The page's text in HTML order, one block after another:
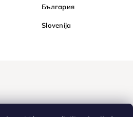
България
Slovenija